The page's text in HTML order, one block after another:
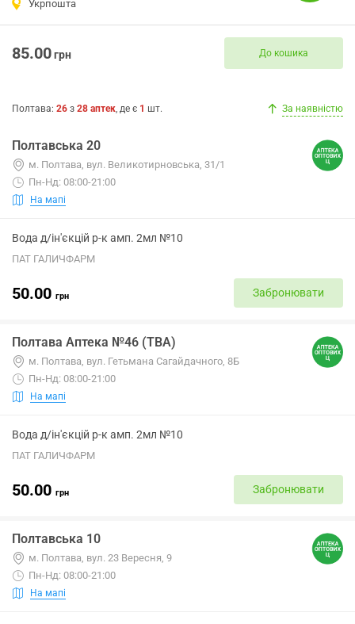
Укрпошта
85.00грн До кошика
Полтава: 26 з 28 аптек, де є 1 шт. За наявністю
Полтавська 20
м. Полтава, вул. Великотирновська, 31/1
Пн-Нд: 08:00-21:00
На мапі
Вода д/ін'єкцій р-к амп. 2мл №10
ПАТ ГАЛИЧФАРМ
50.00 грн Забронювати
Полтава Аптека №46 (ТВА)
м. Полтава, вул. Гетьмана Сагайдачного, 8Б
Пн-Нд: 08:00-21:00
На мапі
Вода д/ін'єкцій р-к амп. 2мл №10
ПАТ ГАЛИЧФАРМ
50.00 грн Забронювати
Полтавська 10
м. Полтава, вул. 23 Вересня, 9
Пн-Нд: 08:00-21:00
На мапі